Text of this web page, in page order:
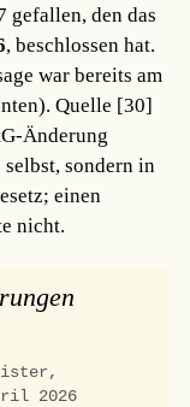
gefallen, den das
, beschlossen hat.
war bereits am
Quelle [30]
Änderung
sondern in
einen
nicht.
2026